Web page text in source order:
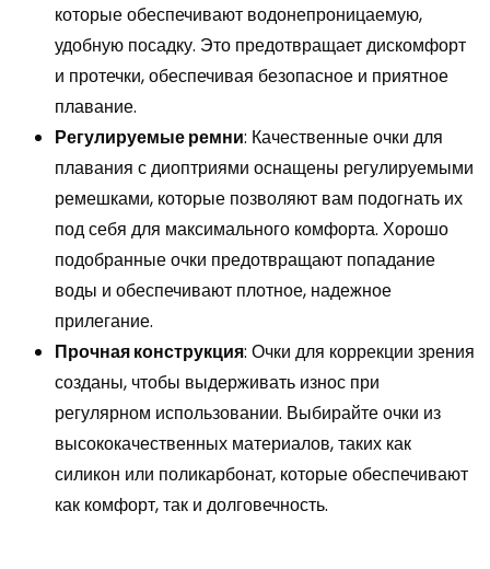
которые обеспечивают водонепроницаемую,
удобную посадку. Это предотвращает дискомфорт
и протечки, обеспечивая безопасное и приятное
плавание.
Регулируемые ремни: Качественные очки для
плавания с диоптриями оснащены регулируемыми
ремешками, которые позволяют вам подогнать их
под себя для максимального комфорта. Хорошо
подобранные очки предотвращают попадание
воды и обеспечивают плотное, надежное
прилегание.
Прочная конструкция: Очки для коррекции зрения
созданы, чтобы выдерживать износ при
регулярном использовании. Выбирайте очки из
высококачественных материалов, таких как
силикон или поликарбонат, которые обеспечивают
как комфорт, так и долговечность.